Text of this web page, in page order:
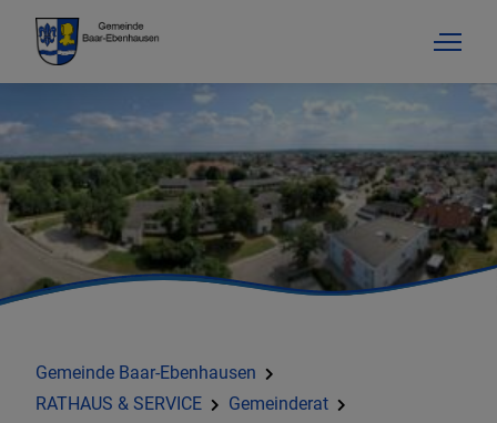
Gemeinde Baar-Ebenhausen
RATHAUS & SERVICE
Gemeinderat